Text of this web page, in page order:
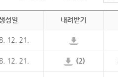
성일 내려받기
12. 21.
12. 21. (2)